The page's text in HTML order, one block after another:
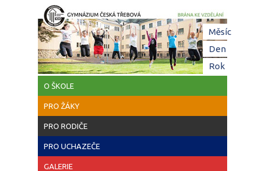
Přejít k hlavnímu obsahu
O ŠKOLE
PRO ŽÁKY
PRO RODIČE
PRO UCHAZEČE
GALERIE
Měsíc
Den(aktivní
Rok